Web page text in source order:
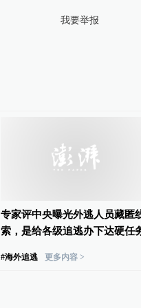
我要举报
专家评中央曝光外逃人员藏匿
索，是给各级追逃办下达硬任
#海外追逃 更多内容 >